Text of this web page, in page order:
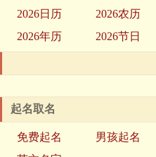
2026日历 2026农历
2026年历
2026节日
起名取名
免费起名 男孩起名